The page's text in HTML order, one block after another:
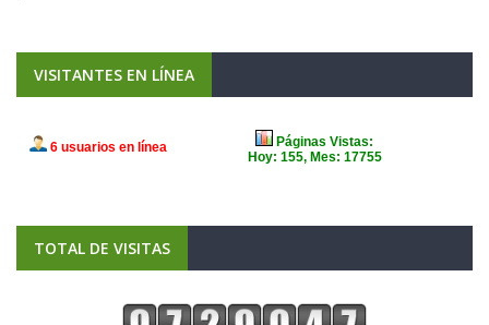
VISITANTES EN LÍNEA
TOTAL DE VISITAS